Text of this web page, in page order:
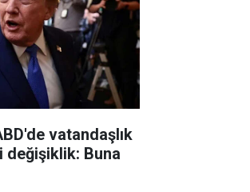
vatandaşlık
değişiklik: Buna